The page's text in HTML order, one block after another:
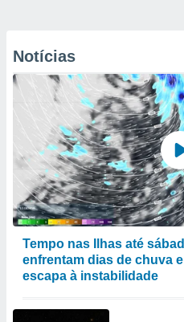
Notícias
Tempo nas Ilhas até
enfrentam dias de chuva
escapa à instabilidade